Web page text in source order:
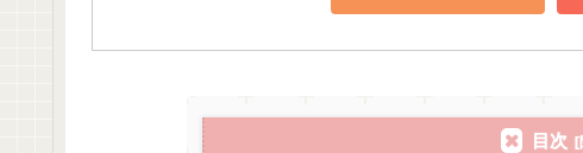
目次